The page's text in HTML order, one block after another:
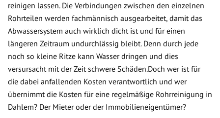
reinigen lassen. Die Verbindungen zwischen den einzelnen
Rohrteilen werden fachmännisch ausgearbeitet, damit das
Abwassersystem auch wirklich dicht ist und für einen
längeren Zeitraum undurchlässig bleibt. Denn durch jede
noch so kleine Ritze kann Wasser dringen und dies
versursacht mit der Zeit schwere Schäden.Doch wer ist für
die dabei anfallenden Kosten verantwortlich und wer
übernimmt die Kosten für eine regelmäßige Rohrreinigung in
Dahlem? Der Mieter oder der Immobilieneigentümer?